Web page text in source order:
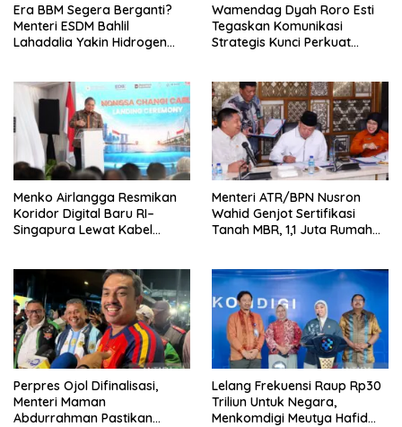
Era BBM Segera Berganti?
Menteri ESDM Bahlil
Lahadalia Yakin Hidrogen
Wamendag Dyah Roro Esti
Tegaskan Komunikasi
Strategis Kunci Perkuat
Menko Airlangga Resmikan
Koridor Digital Baru RI–
Singapura Lewat Kabel
Menteri ATR/BPN Nusron
Wahid Genjot Sertifikasi
Tanah MBR, 1,1 Juta Rumah
Perpres Ojol Difinalisasi,
Menteri Maman
Abdurrahman Pastikan
Lelang Frekuensi Raup Rp30
Triliun Untuk Negara,
Menkomdigi Meutya Hafid